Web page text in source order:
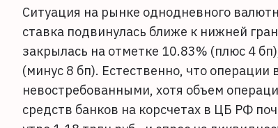
Ситуация на рынке однодневного
ставка подвинулась ближе к нижней
закрылась на отметке 10.83% (плюс 4
(минус 8 бп). Естественно, что операции
невостребованными, хотя объем
средств банков на корсчетах в ЦБ РФ